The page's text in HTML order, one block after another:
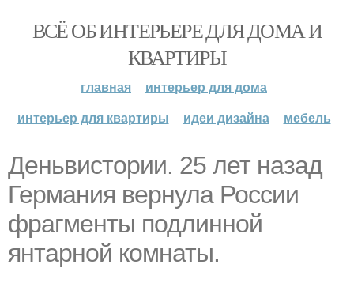
ВСЁ ОБ ИНТЕРЬЕРЕ ДЛЯ ДОМА И
КВАРТИРЫ
главная
интерьер для дома
интерьер для квартиры
идеи дизайна мебель
Деньвистории. 25 лет назад
Германия вернула России
фрагменты подлинной
янтарной комнаты.